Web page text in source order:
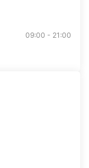
09:00 - 21:00